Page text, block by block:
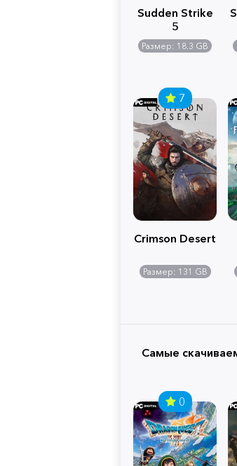
Sudden Strike
5
Размер: 18.3 GB
7
Crimson Desert
Размер: 131 GB
Самые
0